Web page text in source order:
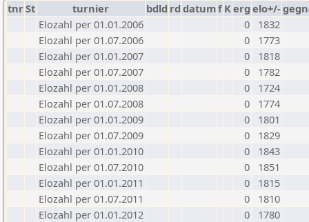
tnrSt turnier bdld rd datumf Kerg elo+/-
Elozahl per 01.01.2006
0
1832
Elozahl per 01.07.2006
0
1773
Elozahl per 01.01.2007
0
1818
Elozahl per 01.07.2007
0
1782
Elozahl per 01.01.2008
0
1724
Elozahl per 01.07.2008
0
1774
Elozahl per 01.01.2009
0
1801
Elozahl per 01.07.2009
0
1829
Elozahl per 01.01.2010
0
1843
Elozahl per 01.07.2010
0
1851
Elozahl per 01.01.2011
0
1815
Elozahl per 01.07.2011
0
1810
Elozahl per 01.01.2012
0
1780